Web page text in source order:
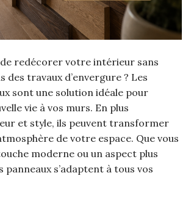
de redécorer votre intérieur sans
des travaux d’envergure ? Les
sont une solution idéale pour
vie à vos murs. En plus
et style, ils peuvent transformer
de votre espace. Que vous
moderne ou un aspect plus
s’adaptent à tous vos